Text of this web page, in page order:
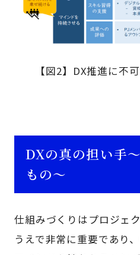
【図2】DX推進に不
DXの真の担い手
もの～
仕組みづくりはプロジェ
うえで非常に重要であり